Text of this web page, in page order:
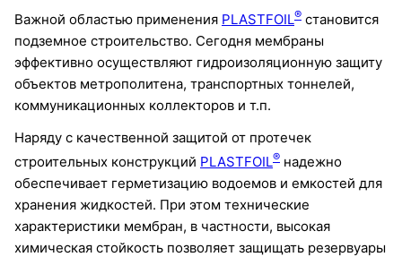
Важной областью применения PLASTFOIL® становится
подземное строительство. Сегодня мембраны
эффективно осуществляют гидроизоляционную защиту
объектов метрополитена, транспортных тоннелей,
коммуникационных коллекторов и т.п.
Наряду с качественной защитой от протечек
строительных конструкций PLASTFOIL® надежно
обеспечивает герметизацию водоемов и емкостей для
хранения жидкостей. При этом технические
характеристики мембран, в частности, высокая
химическая стойкость позволяет защищать резервуары